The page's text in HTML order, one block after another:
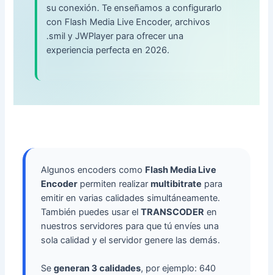
su conexión. Te enseñamos a configurarlo
con Flash Media Live Encoder, archivos
.smil y JWPlayer para ofrecer una
experiencia perfecta en 2026.
Algunos encoders como Flash Media Live
Encoder permiten realizarmultibitrate para
emitir en varias calidades simultáneamente.
También puedes usar elTRANSCODER en
nuestros servidores para que tú envíes una
sola calidad y el servidor genere las demás.
Segeneran 3 calidades, por ejemplo: 640